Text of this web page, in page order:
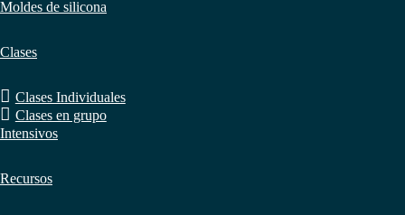
Moldes de silicona
Clases
Clases Individuales
Clases en grupo
Intensivos
Recursos